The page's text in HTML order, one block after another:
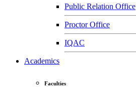
Public Relation Office
Proctor Office
IQAC
Academics
Faculties